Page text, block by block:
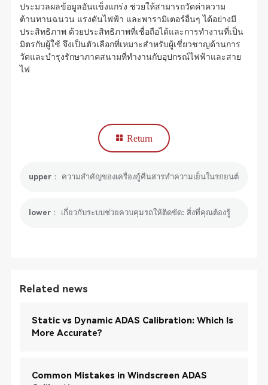
ประมวลผลข้อมูลอันแข็งแกร่ง ช่วยให้สามารถวัดค่าความ
ต้านทานฉนวน แรงดันไฟฟ้า และพารามิเตอร์อื่นๆ ได้อย่างมี
ประสิทธิภาพ ด้วยประสิทธิภาพที่เชื่อถือได้และการทำงานที่เป็น
มิตรกับผู้ใช้ จึงเป็นตัวเลือกที่เหมาะสำหรับผู้เชี่ยวชาญด้านการ
วัดและบำรุงรักษาภาคสนามที่ทำงานกับอุปกรณ์ไฟฟ้าและสาย
ไฟ
Return
upper： ความสำคัญของเครื่องกู้คืนสารทำความเย็นในรถยนต์
lower： เกี่ยวกับระบบช่วยควบคุมรถให้ติดขัด: สิ่งที่คุณต้องรู้
Related news
Static vs Dynamic ADAS Calibration: Which Is
More Accurate?
Common Mistakes in Windscreen ADAS